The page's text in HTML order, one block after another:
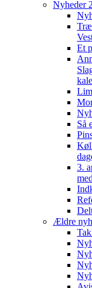
Nyheder
Et
Så
3.
Ældre